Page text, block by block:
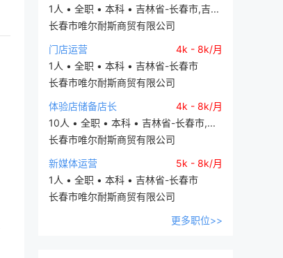
1人 • 全职 • 本科 • 吉林省-长春市,吉...
长春市唯尔耐斯商贸有限公司
门店运营
4k - 8k/月
1人 • 全职 • 本科 • 吉林省-长春市
长春市唯尔耐斯商贸有限公司
体验店储备店长
4k - 8k/月
10人 • 全职 • 本科 • 吉林省-长春市,...
长春市唯尔耐斯商贸有限公司
新媒体运营
5k - 8k/月
1人 • 全职 • 本科 • 吉林省-长春市
长春市唯尔耐斯商贸有限公司
更多职位>>